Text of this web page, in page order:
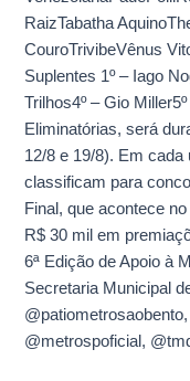
RaizTabatha
CouroTrivibeVênus
Suplentes 1º – Iago
Trilhos4º – Gio
Eliminatórias, será
12/8 e 19/8). Em
classificam para
Final, que acontece
R$ 30 mil em
6ª Edição de Apoio à
Secretaria Municipal
@metrospoficial,